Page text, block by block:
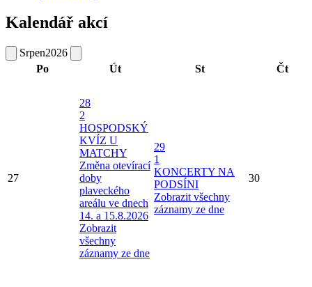
Kalendář akcí
Srpen2026
Po
Út St Čt
27
28
2
HOSPODSKÝ
KVÍZ U
MATCHY
Změna otevírací
doby
plaveckého
areálu ve dnech
14. a 15.8.2026
Zobrazit
všechny
záznamy ze dne
29
1
KONCERTY NA
PODSÍNI
Zobrazit všechny
záznamy ze dne
30